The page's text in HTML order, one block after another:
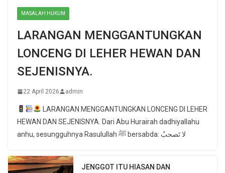
MASALAH HUKUM
LARANGAN MENGGANTUNGKAN
LONCENG DI LEHER HEWAN DAN
SEJENISNYA.
22 April 2026 admin
LARANGAN MENGGANTUNGKAN LONCENG DI LEHER
HEWAN DAN SEJENISNYA. Dari Abu Hurairah dadhiyallahu
anhu, sesungguhnya Rasulullah ﷺ bersabda: لا تَصحبُ
JENGGOT ITU HIASAN DAN